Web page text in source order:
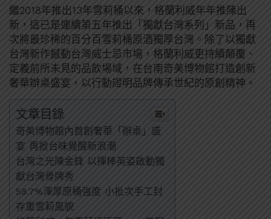
繼2018年推出13年雪莉桶以來，格蘭利威年年推陳出
新，這已是連續第五年推出「獨獻台灣系列」新品，再
次將最珍稀的百分百雪莉桶原酒獨厚台灣。除了以獨獻
台灣新作撼動台灣威士忌市場，格蘭利威更持續顛覆、
定義前所未見的品飲場域，在台南奇美博物館打造創新
奢華辦桌盛宴，以行動證明品牌傳承世紀的原創精神。
文章目錄
奇美博物館內首創奢華「辦桌」盛
宴 再掀台味覺醒新浪潮
台灣之光陳金鋒 以揮棒英姿啟動獨
獻台灣骨牌秀
58.7%渾厚原桶強度 小批次手工封
存重雪莉風貌